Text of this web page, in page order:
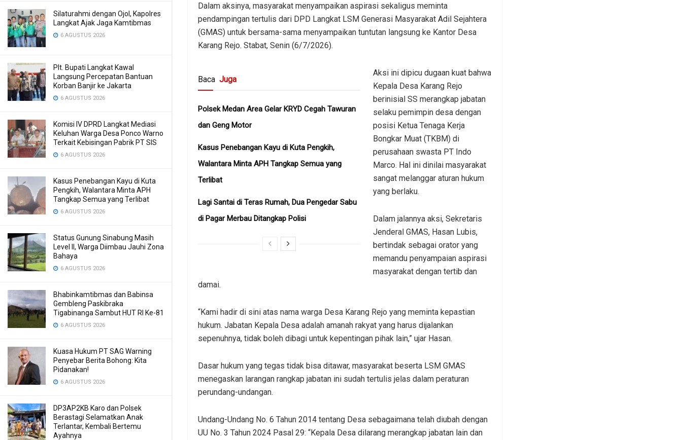
Silaturahmi dengan Ojol, Kapolres
Langkat Ajak Jaga Kamtibmas
6 AGUSTUS 2026
Plt. Bupati Langkat Kawal
Langsung Percepatan Bantuan
Korban Banjir ke Jakarta
6 AGUSTUS 2026
Komisi IV DPRD Langkat Mediasi
Keluhan Warga Desa Ponco Warno
Terkait Kebisingan Pabrik PT SIS
6 AGUSTUS 2026
Kasus Penebangan Kayu di Kuta
Pengkih, Walantara Minta APH
Tangkap Semua yang Terlibat
6 AGUSTUS 2026
Status Gunung Sinabung Masih
Level II, Warga Diimbau Jauhi Zona
Bahaya
6 AGUSTUS 2026
Bhabinkamtibmas dan Babinsa
Gembleng Paskibraka
Tigabinanga Sambut HUT RI Ke-81
6 AGUSTUS 2026
Kuasa Hukum PT SAG Warning
Penyebar Berita Bohong: Kita
Pidanakan!
6 AGUSTUS 2026
DP3AP2KB Karo dan Polsek
Berastagi Selamatkan Anak
Terlantar, Kembali Bertemu
Ayahnya
Dalam aksinya, masyarakat menyampaikan aspirasi sekaligus meminta
pendampingan tertulis dari DPD Langkat LSM Generasi Masyarakat Adil Sejahtera
(GMAS) untuk bersama-sama menyampaikan tuntutan langsung ke Kantor Desa
Karang Rejo. Stabat, Senin (6/7/2026).
Baca Juga
Polsek Medan Area Gelar KRYD Cegah Tawuran
dan Geng Motor
Kasus Penebangan Kayu di Kuta Pengkih,
Walantara Minta APH Tangkap Semua yang
Terlibat
Lagi Santai di Teras Rumah, Dua Pengedar Sabu
di Pagar Merbau Ditangkap Polisi
Aksi ini dipicu dugaan kuat bahwa
Kepala Desa Karang Rejo
berinisial SS merangkap jabatan
selaku pemimpin desa dengan
posisi Ketua Tenaga Kerja
Bongkar Muat (TKBM) di
perusahaan swasta PT Indo
Marco. Hal ini dinilai masyarakat
sangat melanggar aturan hukum
yang berlaku.
Dalam jalannya aksi, Sekretaris
Jenderal GMAS, Hasan Lubis,
bertindak sebagai orator yang
memandu penyampaian aspirasi
masyarakat dengan tertib dan
damai.
“Kami hadir di sini atas nama warga Desa Karang Rejo yang meminta kepastian
hukum. Jabatan Kepala Desa adalah amanah rakyat yang harus dijalankan
sepenuhnya, tidak boleh dibagi untuk kepentingan pihak lain,” ujar Hasan.
Dasar hukum yang tegas tidak bisa ditawar, masyarakat beserta LSM GMAS
menegaskan larangan rangkap jabatan ini sudah tertulis jelas dalam peraturan
perundang-undangan.
Undang-Undang No. 6 Tahun 2014 tentang Desa sebagaimana telah diubah dengan
UU No. 3 Tahun 2024 Pasal 29: “Kepala Desa dilarang merangkap jabatan lain dan